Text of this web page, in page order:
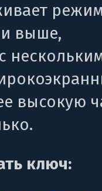
выше,
высокую
ключ: